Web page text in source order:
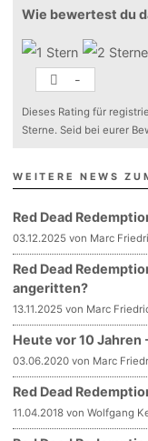
Wie bewertest du
-
Dieses Rating für
Sterne. Seid bei eurer
WEITERE NEWS
Red Dead
03.12.2025 von Marc
Red Dead
angeritten?
13.11.2025 von Marc
Heute vor 10 Jahren
03.06.2020 von Marc
Red Dead
11.04.2018 von Wolfgang